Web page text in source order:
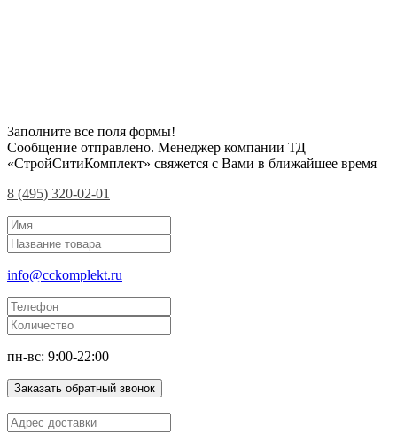
Заполните все поля формы!
Сообщение отправлено. Менеджер компании ТД
«СтройСитиКомплект» свяжется с Вами в ближайшее время
8 (495) 320-02-01
info@cckomplekt.ru
пн-вс: 9:00-22:00
Заказать обратный звонок